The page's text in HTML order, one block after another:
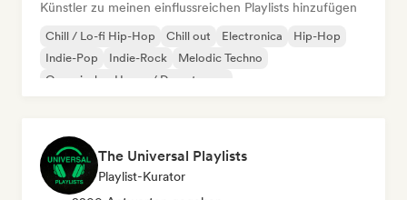
Künstler zu meinen einflussreichen Playlists hinzufügen
Chill / Lo-fi Hip-Hop Chill out Electronica
Hip-Hop
Indie-Pop
Indie-Rock
Melodic Techno
Organischer House / Downtempo
The Universal Playlists
Playlist-Kurator